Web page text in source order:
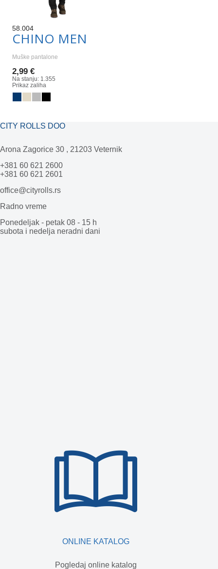
58.004
CHINO MEN
Muške pantalone
2,99 €
Na stanju: 1.355
Prikaz zaliha
CITY ROLLS DOO
Arona Zagorice 30 , 21203 Veternik
+381 60 621 2600
+381 60 621 2601
office@cityrolls.rs
Radno vreme
Ponedeljak - petak 08 - 15 h
subota i nedelja neradni dani
ONLINE KATALOG
Pogledaj online katalog